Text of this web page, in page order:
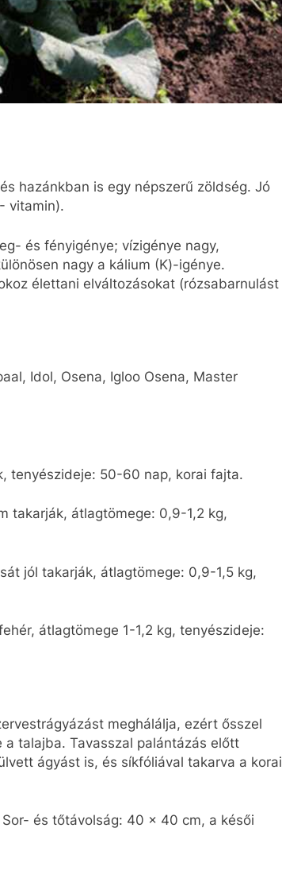
hazánkban is egy népszerű zöldség. Jó
vitamin).
és fényigénye; vízigénye nagy,
nagy a kálium (K)-igénye.
élettani elváltozásokat (rózsabarnulást
Idol, Osena, Igloo Osena, Master
tenyészideje: 50-60 nap, korai fajta.
takarják, átlagtömege: 0,9-1,2 kg,
jól takarják, átlagtömege: 0,9-1,5 kg,
átlagtömege 1-1,2 kg, tenyészideje:
meghálálja, ezért ősszel
talajba. Tavasszal palántázás előtt
ágyást is, és síkfóliával takarva a korai
és tőtávolság: 40 x 40 cm, a késői